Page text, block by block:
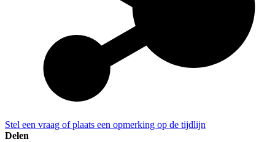
Stel een vraag of plaats een opmerking op de tijdlijn
Delen